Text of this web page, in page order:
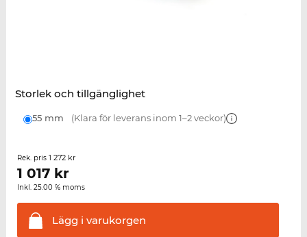
Storlek och tillgänglighet
55 mm (Klara för leverans inom 1–2 veckor)
Rek. pris 1 272 kr
1 017kr
Inkl. 25.00 % moms
Lägg i varukorgen